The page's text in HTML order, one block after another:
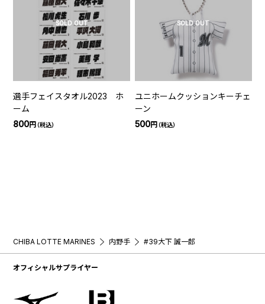
SOLD OUT
選手フェイスタオル2023 ホ
ーム
800円（税込）
SOLD OUT
ユニホームクッションキーチェ
ーン
500円（税込）
CHIBA LOTTE MARINES 内野手 #39大下 誠一郎
オフィシャルサプライヤー